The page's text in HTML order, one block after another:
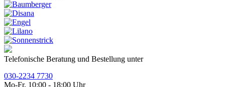
Telefonische Beratung und Bestellung unter
030-2234 7730
Mo-Fr, 10:00 - 18:00 Uhr